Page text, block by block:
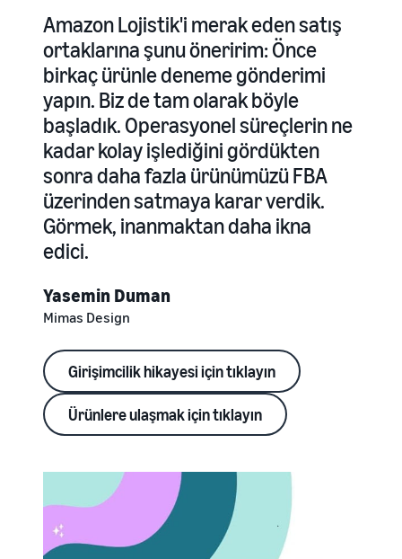
Amazon Lojistik'i merak eden satış
ortaklarına şunu öneririm: Önce
birkaç ürünle deneme gönderimi
yapın. Biz de tam olarak böyle
başladık. Operasyonel süreçlerin ne
kadar kolay işlediğini gördükten
sonra daha fazla ürünümüzü FBA
üzerinden satmaya karar verdik.
Görmek, inanmaktan daha ikna
edici.
Yasemin Duman
Mimas Design
Girişimcilik hikayesi için tıklayın
Ürünlere ulaşmak için tıklayın